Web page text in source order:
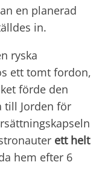
en planerad
in.
ryska
ett tomt fordon,
förde den
till Jorden för
ett helt
hem efter 6